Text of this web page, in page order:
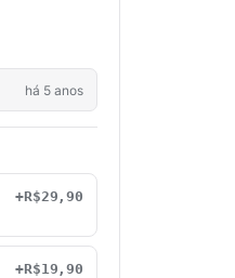
há 5 anos
+R$29,90
+R$19,90